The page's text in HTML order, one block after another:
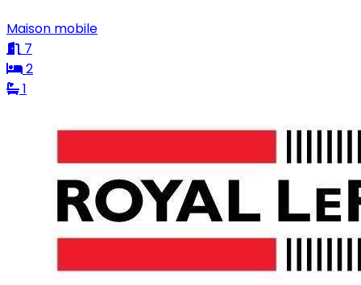
Maison mobile
7
2
1